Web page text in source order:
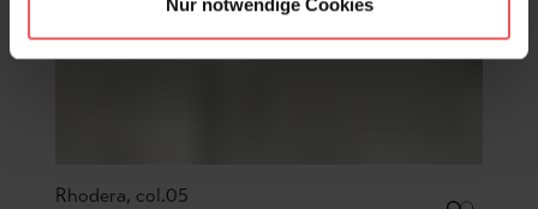
Rhodera, col.05